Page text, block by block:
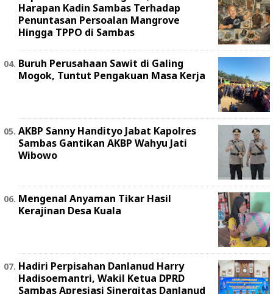
Harapan Kadin Sambas Terhadap
Penuntasan Persoalan Mangrove
Hingga TPPO di Sambas
Buruh Perusahaan Sawit di Galing
Mogok, Tuntut Pengakuan Masa Kerja
AKBP Sanny Handityo Jabat Kapolres
Sambas Gantikan AKBP Wahyu Jati
Wibowo
Mengenal Anyaman Tikar Hasil
Kerajinan Desa Kuala
Hadiri Perpisahan Danlanud Harry
Hadisoemantri, Wakil Ketua DPRD
Sambas Apresiasi Sinergitas Danlanud